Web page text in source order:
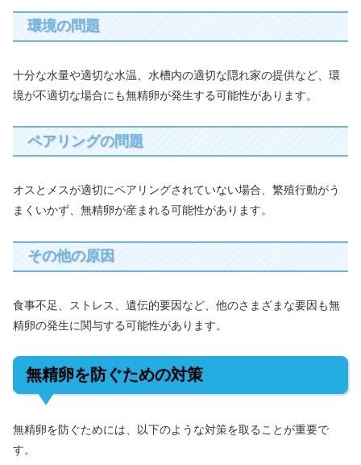
環境の問題
十分な水量や適切な水温、水槽内の適切な隠れ家の提供など、環
境が不適切な場合にも無精卵が発生する可能性があります。
ペアリングの問題
オスとメスが適切にペアリングされていない場合、繁殖行動がう
まくいかず、無精卵が産まれる可能性があります。
その他の原因
食事不足、ストレス、遺伝的要因など、他のさまざまな要因も無
精卵の発生に関与する可能性があります。
無精卵を防ぐための対策
無精卵を防ぐためには、以下のような対策を取ることが重要で
す。